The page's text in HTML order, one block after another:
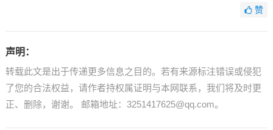
赞
声明：
转载此文是出于传递更多信息之目的。若有来源标注错误或侵犯
了您的合法权益，请作者持权属证明与本网联系，我们将及时更
正、删除，谢谢。 邮箱地址：3251417625@qq.com。